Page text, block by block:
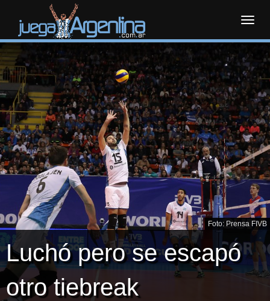
Foto: Prensa FIVB
Luchó pero se escapó
otro tiebreak